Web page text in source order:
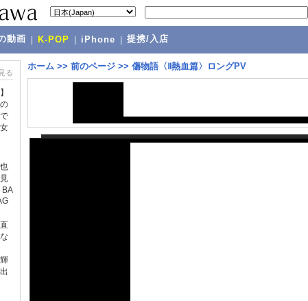
動画 K-POP iPhone 提携/入店
る
BA
ホーム >> 前のページ >> 傷物語〈Ⅱ熱血篇〉ロングPV